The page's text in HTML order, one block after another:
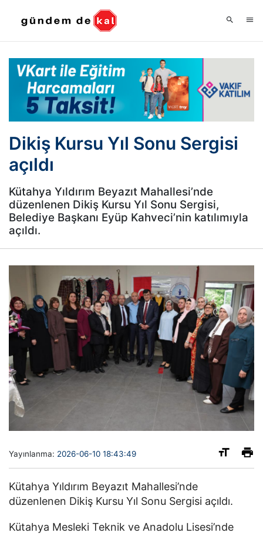
Dikiş Kursu Yıl Sonu Sergisi
açıldı
Kütahya Yıldırım Beyazıt Mahallesi’nde
düzenlenen Dikiş Kursu Yıl Sonu Sergisi,
Belediye Başkanı Eyüp Kahveci’nin katılımıyla
açıldı.
Yayınlanma: 2026-06-10 18:43:49
Kütahya Yıldırım Beyazıt Mahallesi’nde
düzenlenen Dikiş Kursu Yıl Sonu Sergisi açıldı.
Kütahya Mesleki Teknik ve Anadolu Lisesi’nde